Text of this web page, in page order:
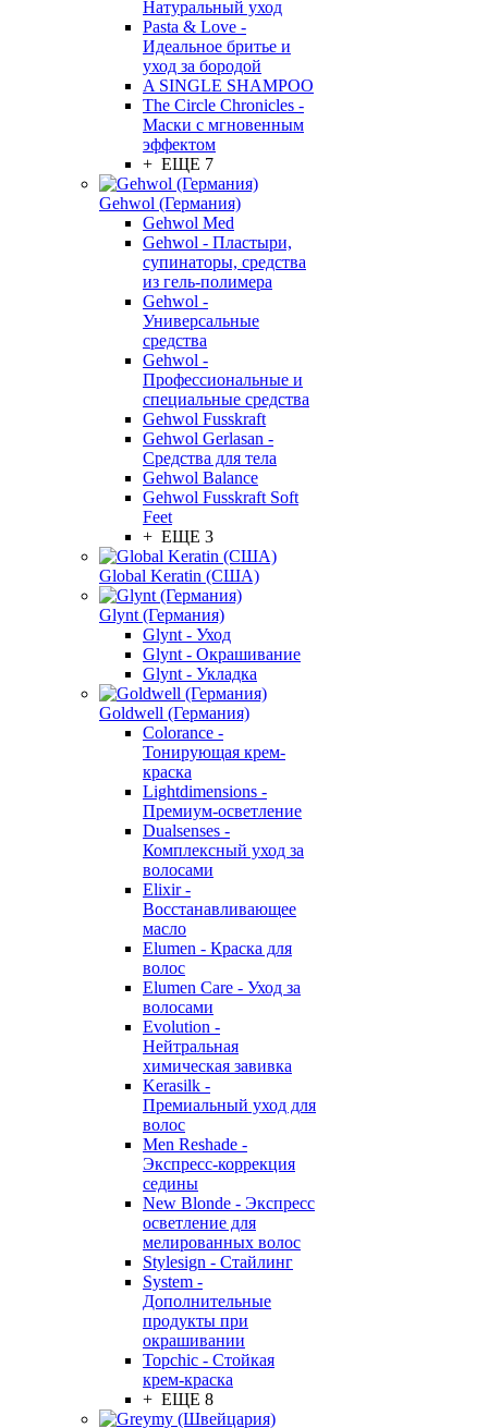
Натуральный уход
Pasta & Love -
Идеальное бритье и
уход за бородой
A SINGLE SHAMPOO
The Circle Chronicles -
Маски с мгновенным
эффектом
+ ЕЩЕ 7
Gehwol (Германия)
Gehwol Med
Gehwol - Пластыри,
супинаторы, средства
из гель-полимера
Gehwol -
Универсальные
средства
Gehwol -
Профессиональные и
специальные средства
Gehwol Fusskraft
Gehwol Gerlasan -
Средства для тела
Gehwol Balance
Gehwol Fusskraft Soft
Feet
+ ЕЩЕ 3
Global Keratin (США)
Glynt (Германия)
Glynt - Уход
Glynt - Окрашивание
Glynt - Укладка
Goldwell (Германия)
Colorance -
Тонирующая крем-
краска
Lightdimensions -
Премиум-осветление
Dualsenses -
Комплексный уход за
волосами
Elixir -
Восстанавливающее
масло
Elumen - Краска для
волос
Elumen Care - Уход за
волосами
Evolution -
Нейтральная
химическая завивка
Kerasilk -
Премиальный уход для
волос
Men Reshade -
Экспресс-коррекция
седины
New Blonde - Экспресс
осветление для
мелированных волос
Stylesign - Стайлинг
System -
Дополнительные
продукты при
окрашивании
Topchic - Стойкая
крем-краска
+ ЕЩЕ 8